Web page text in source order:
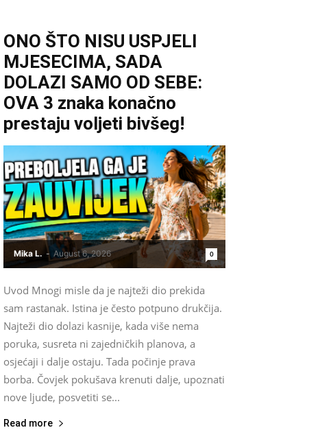
ONO ŠTO NISU USPJELI
MJESECIMA, SADA
DOLAZI SAMO OD SEBE:
OVA 3 znaka konačno
prestaju voljeti bivšeg!
Mika L. - August 6, 2026 0
Uvod Mnogi misle da je najteži dio prekida
sam rastanak. Istina je često potpuno drukčija.
Najteži dio dolazi kasnije, kada više nema
poruka, susreta ni zajedničkih planova, a
osjećaji i dalje ostaju. Tada počinje prava
borba. Čovjek pokušava krenuti dalje, upoznati
nove ljude, posvetiti se...
Read more